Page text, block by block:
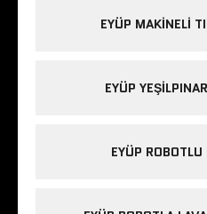
EYÜP MAKINELI
EYÜP
EYÜP